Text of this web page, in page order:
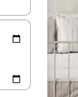
vers le haut et